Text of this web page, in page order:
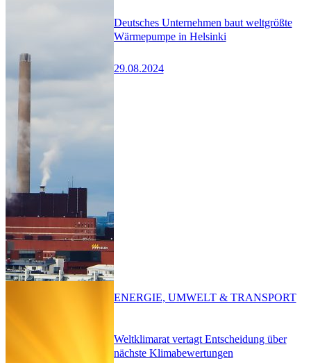
Deutsches Unternehmen baut weltgrößte
Wärmepumpe in Helsinki
29.08.2024
Weltklimarat vertagt Entscheidung über
nächste Klimabewertungen
ENERGIE, UMWELT & TRANSPORT